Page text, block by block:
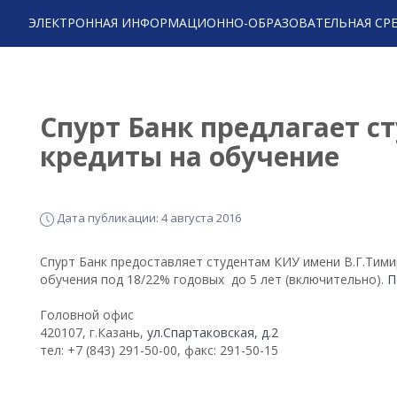
ЭЛЕКТРОННАЯ ИНФОРМАЦИОННО-ОБРАЗОВАТЕЛЬНАЯ
Спурт Банк предлагает
кредиты на обучение
Дата публикации: 4 августа 2016
Спурт Банк предоставляет студентам КИУ имени
обучения под 18/22% годовых до 5 лет (включительно).
Головной офис
420107, г.Казань, ул.Спартаковская, д.2
тел: +7 (843) 291-50-00, факс: 291-50-15